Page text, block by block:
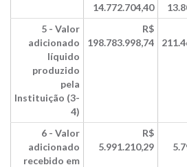
14.772.704,40
5 - Valor
adicionado
líquido
produzido
pela
Instituição (3-
4)
R$
198.783.998,74
6 - Valor
adicionado
recebido em
R$
5.991.210,29